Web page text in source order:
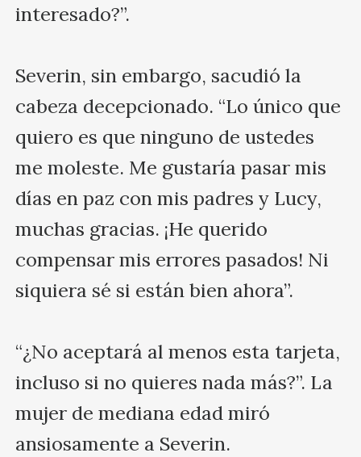
interesado?”.
Severin, sin embargo, sacudió la
cabeza decepcionado. “Lo único que
quiero es que ninguno de ustedes
me moleste. Me gustaría pasar mis
días en paz con mis padres y Lucy,
muchas gracias. ¡He querido
compensar mis errores pasados! Ni
siquiera sé si están bien ahora”.
“¿No aceptará al menos esta tarjeta,
incluso si no quieres nada más?”. La
mujer de mediana edad miró
ansiosamente a Severin.